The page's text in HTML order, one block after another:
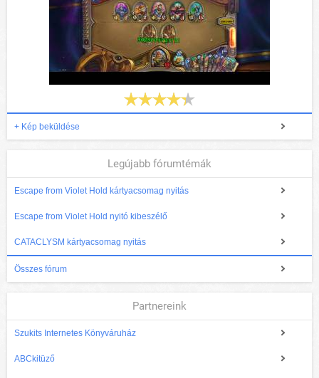
+ Kép beküldése
Legújabb fórumtémák
Escape from Violet Hold kártyacsomag nyitás
Escape from Violet Hold nyitó kibeszélő
CATACLYSM kártyacsomag nyitás
Összes fórum
Partnereink
Szukits Internetes Könyváruház
ABCkitüző